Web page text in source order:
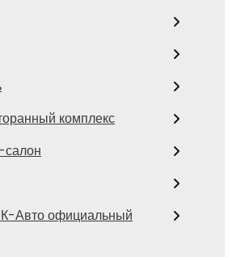
комплекс
салон
Авто официальный